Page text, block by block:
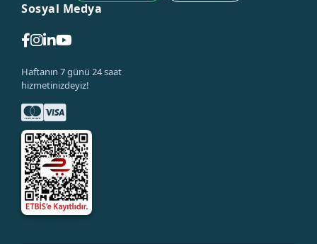
Sosyal Medya
Haftanın 7 günü 24 saat
hizmetinizdeyiz!